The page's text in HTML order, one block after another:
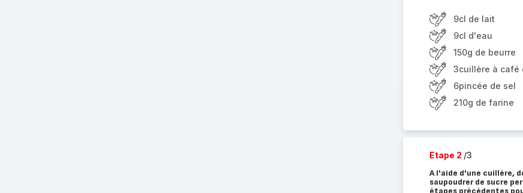
9cl de lait
9cl d'eau
150g de beurre
3cuillère à café
6pincée de sel
210g de farine
Etape 2 /3
A l'aide d'une cuillère,
saupoudrer de sucre
étapes précédentes